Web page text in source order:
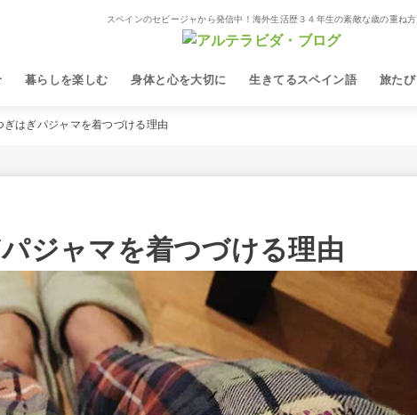
スペインのセビージャから発信中！海外生活歴３４年生の素敵な歳の重ね方
暮らしを楽しむ 身体と心を大切に 生きてるスペイン語 旅たび
ぎはぎパジャマを着つづける理由
ジャマを着つづける理由